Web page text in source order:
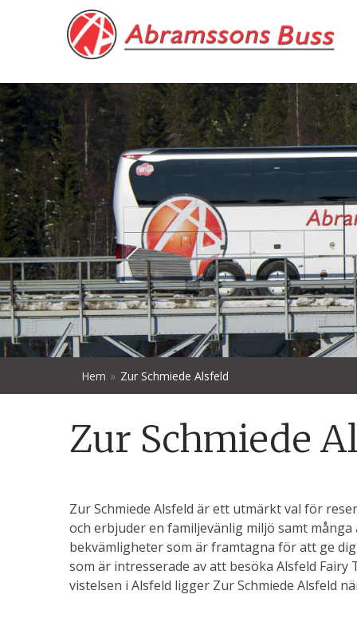
Hem » Zur Schmiede Alsfeld
Zur Schmiede
Zur Schmiede Alsfeld är ett utmärkt val för
och erbjuder en familjevänlig miljö samt många
bekvämligheter som är framtagna för att ge
som är intresserade av att besöka Alsfeld Fairy
vistelsen i Alsfeld ligger Zur Schmiede Alsfeld